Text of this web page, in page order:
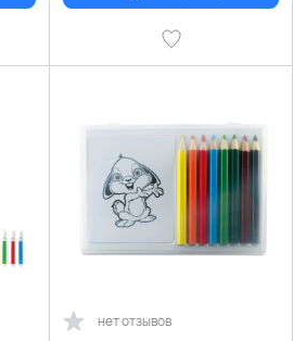
нет отзывов